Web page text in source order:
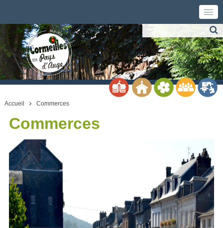
Accueil Commerces
Commerces